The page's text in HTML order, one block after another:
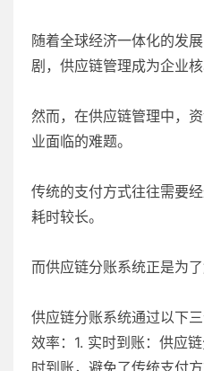
随着全球经济一体化的发
剧，供应链管理成为企业核
然而，在供应链管理中，
业面临的难题。
传统的支付方式往往需要
耗时较长。
而供应链分账系统正是为
供应链分账系统通过以下
效率：1. 实时到账：供应
时到账，避免了传统支付方